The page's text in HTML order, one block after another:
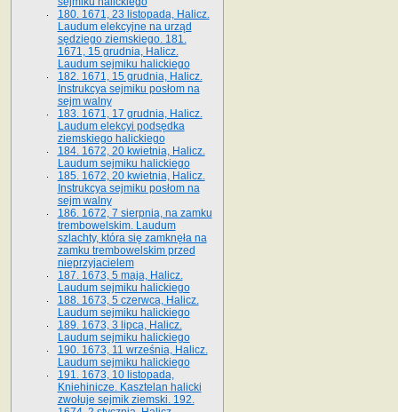
180. 1671, 23 listopada, Halicz.
Laudum elekcyjne na urząd
sędziego ziemskiego. 181.
1671, 15 grudnia, Halicz.
Laudum sejmiku halickiego
182. 1671, 15 grudnia, Halicz.
Instrukcya sejmiku posłom na
sejm walny
183. 1671, 17 grudnia, Halicz.
Laudum elekcyi podsędka
ziemskiego halickiego
184. 1672, 20 kwietnia, Halicz.
Laudum sejmiku halickiego
185. 1672, 20 kwietnia, Halicz.
Instrukcya sejmiku posłom na
sejm walny
186. 1672, 7 sierpnia, na zamku
trembowelskim. Laudum
szlachty, która się zamknęła na
zamku trembowelskim przed
nieprzyjacielem
187. 1673, 5 maja, Halicz.
Laudum sejmiku halickiego
188. 1673, 5 czerwca, Halicz.
Laudum sejmiku halickiego
189. 1673, 3 lipca, Halicz.
Laudum sejmiku halickiego
190. 1673, 11 września, Halicz.
Laudum sejmiku halickiego
191. 1673, 10 listopada,
Kniehinicze. Kasztelan halicki
zwołuje sejmik ziemski. 192.